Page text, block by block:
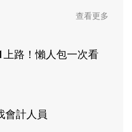
查看更多
路！懶人包一次看
會計人員